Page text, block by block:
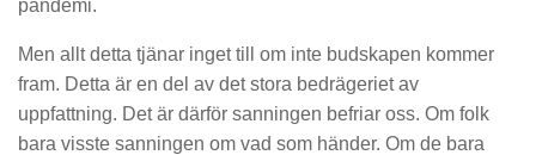
pandemi.
Men allt detta tjänar inget till om inte budskapen kommer
fram. Detta är en del av det stora bedrägeriet av
uppfattning. Det är därför sanningen befriar oss. Om folk
bara visste sanningen om vad som händer. Om de bara